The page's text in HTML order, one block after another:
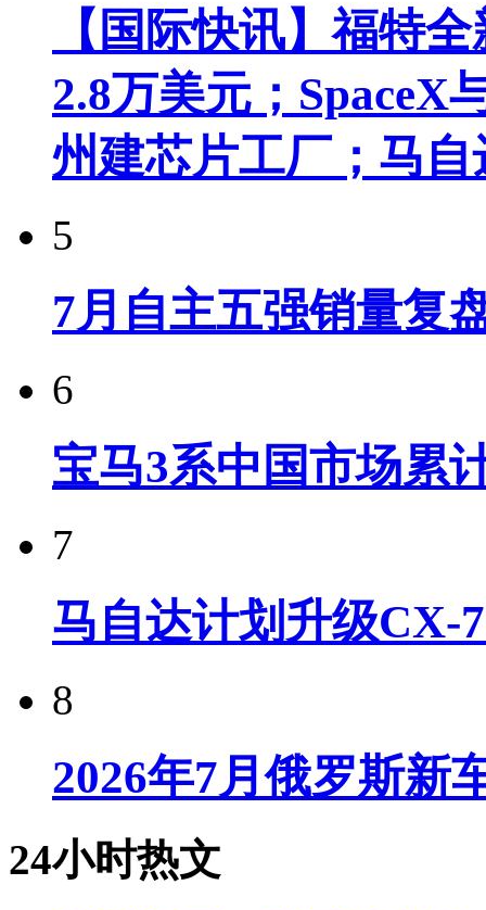
【国际快讯】福特
2.8万美元；SpaceX
州建芯片工厂；马
5
7月自主五强销量复
6
宝马3系中国市场累
7
马自达计划升级CX-
8
2026年7月俄罗斯新
24小时热文